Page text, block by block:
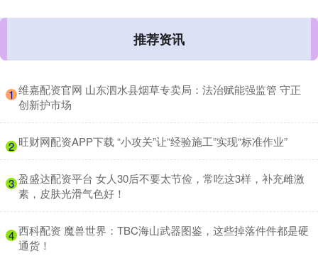
推荐资讯
1 ​维嘉配资官网 山东泗水县烟草专卖局：法治赋能强监管 守正
创新护市场
2 ​旺财网配资APP下载 “小攻关”让“经验施工”实现“标准作业”
3 ​盈盛达配资平台 女人30后不要太节俭，常吃这3样，补充雌激
素，皮肤光滑气色好！
4 ​西科配资 魔兽世界：TBC海山武器图鉴，这些掉落件件都是硬
通货！